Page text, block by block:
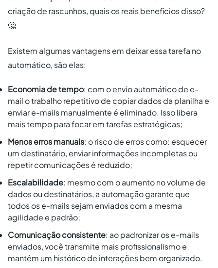
criação de rascunhos, quais os reais benefícios disso?
🤔
Existem algumas vantagens em deixar essa tarefa no
automático, são elas:
Economia de tempo: com o envio automático de e-
mail o trabalho repetitivo de copiar dados da planilha e
enviar e-mails manualmente é eliminado. Isso libera
mais tempo para focar em tarefas estratégicas;
Menos erros manuais: o risco de erros como: esquecer
um destinatário, enviar informações incompletas ou
repetir comunicações é reduzido;
Escalabilidade: mesmo com o aumento no volume de
dados ou destinatários, a automação garante que
todos os e-mails sejam enviados com a mesma
agilidade e padrão;
Comunicação consistente: ao padronizar os e-mails
enviados, você transmite mais profissionalismo e
mantém um histórico de interações bem organizado.